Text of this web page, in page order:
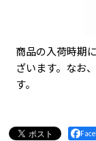
商品の入荷時期
ざいます。なお
す。